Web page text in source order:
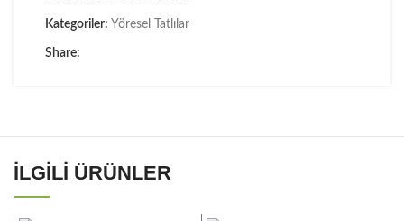
Kategoriler: Yöresel Tatlılar
Share:
İLGILI ÜRÜNLER